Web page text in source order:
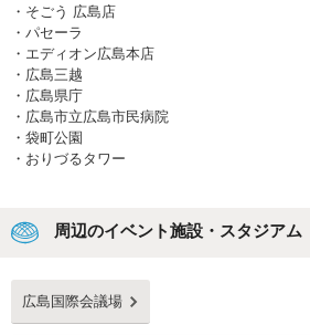
・ そごう 広島店
・ パセーラ
・ エディオン広島本店
・ 広島三越
・ 広島県庁
・ 広島市立広島市民病院
・ 袋町公園
・ おりづるタワー
周辺のイベント施設・スタジアム
広島国際会議場